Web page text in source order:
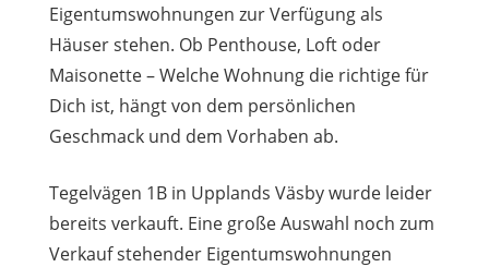
Eigentumswohnungen zur Verfügung als
Häuser stehen. Ob Penthouse, Loft oder
Maisonette – Welche Wohnung die richtige für
Dich ist, hängt von dem persönlichen
Geschmack und dem Vorhaben ab.
Tegelvägen 1B in Upplands Väsby wurde leider
bereits verkauft. Eine große Auswahl noch zum
Verkauf stehender Eigentumswohnungen